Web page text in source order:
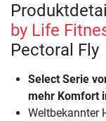
by Life
Pectoral Fly
Select Serie
mehr Komfort
Weltbekannter